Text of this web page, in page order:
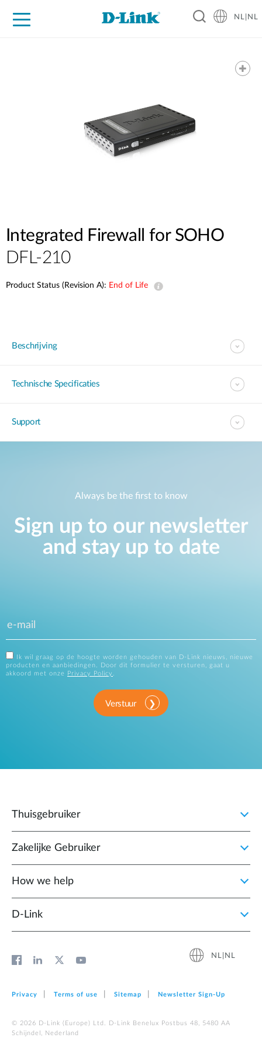
NL|NL
Integrated Firewall for SOHO
DFL-210
Product Status (Revision A): End of Life
Beschrijving
Technische Specificaties
Support
Always be the first to know
Sign up to our newsletter
and stay up to date
Ik wil graag op de hoogte worden gehouden van D-Link nieuws, nieuwe
producten en aanbiedingen. Door dit formulier te versturen, gaat u
akkoord met onze
Privacy Policy .
Verstuur
Thuisgebruiker
Zakelijke Gebruiker
How we help
D‑Link
NL|NL
Privacy Terms of use Sitemap Newsletter Sign‑Up
© 2026 D‑Link (Europe) Ltd. D-Link Benelux Postbus 48, 5480 AA
Schijndel, Nederland